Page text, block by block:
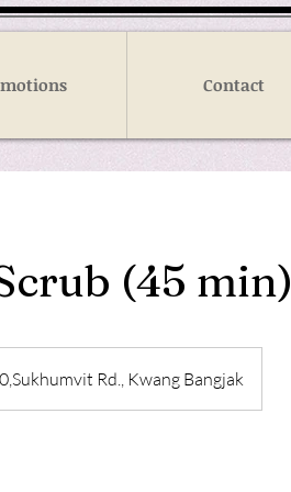
Contact
(45 min)
Rd., Kwang Bangjak